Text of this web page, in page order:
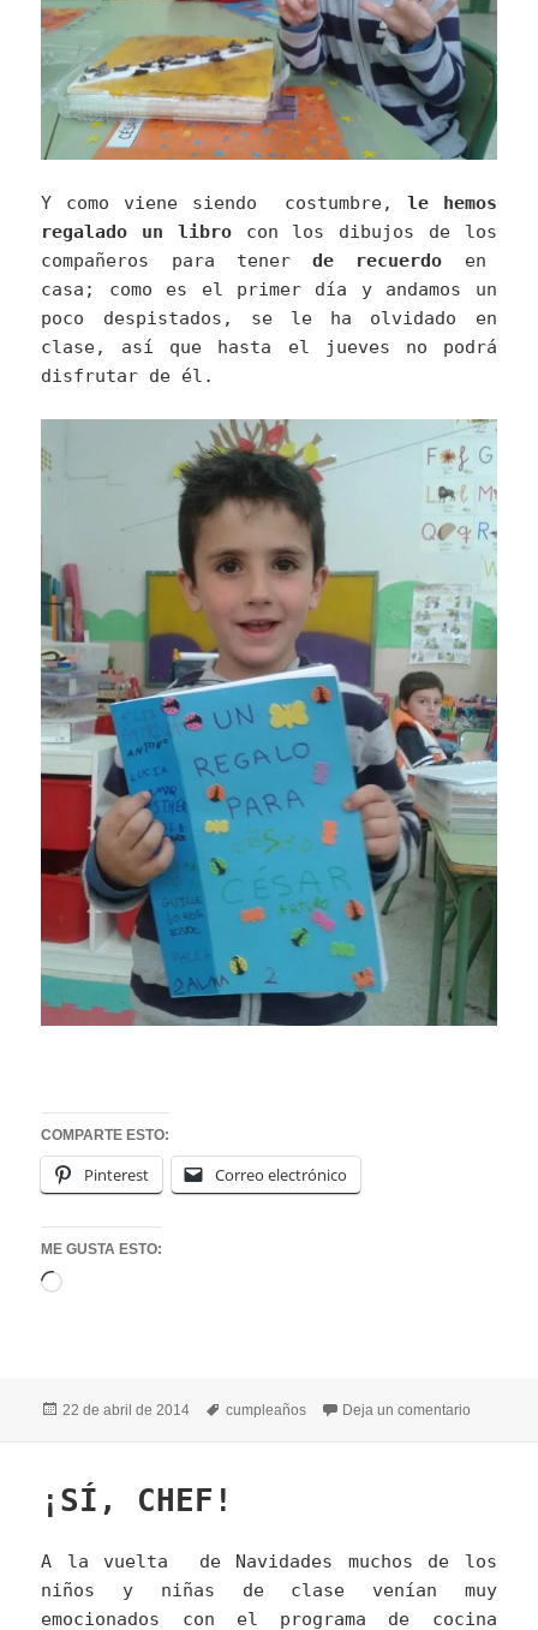
Y como viene siendo costumbre,
le hemos
regalado un librocon los dibujos de los
compañeros para tenerde recuerdo en
casa; como es el primer día y andamos un
poco despistados, se le ha olvidado en
clase, así que hasta el jueves no podrá
disfrutar de él.
COMPARTE ESTO:
Pinterest Correo electrónico
ME GUSTA ESTO:
Cargando...
Publicado
22 de abril de 2014 Etiquetas
cumpleaños Deja un comentario
¡SÍ, CHEF!
A la vuelta de Navidades muchos de los
niños y niñas de clase venían muy
emocionados con el programa de cocina